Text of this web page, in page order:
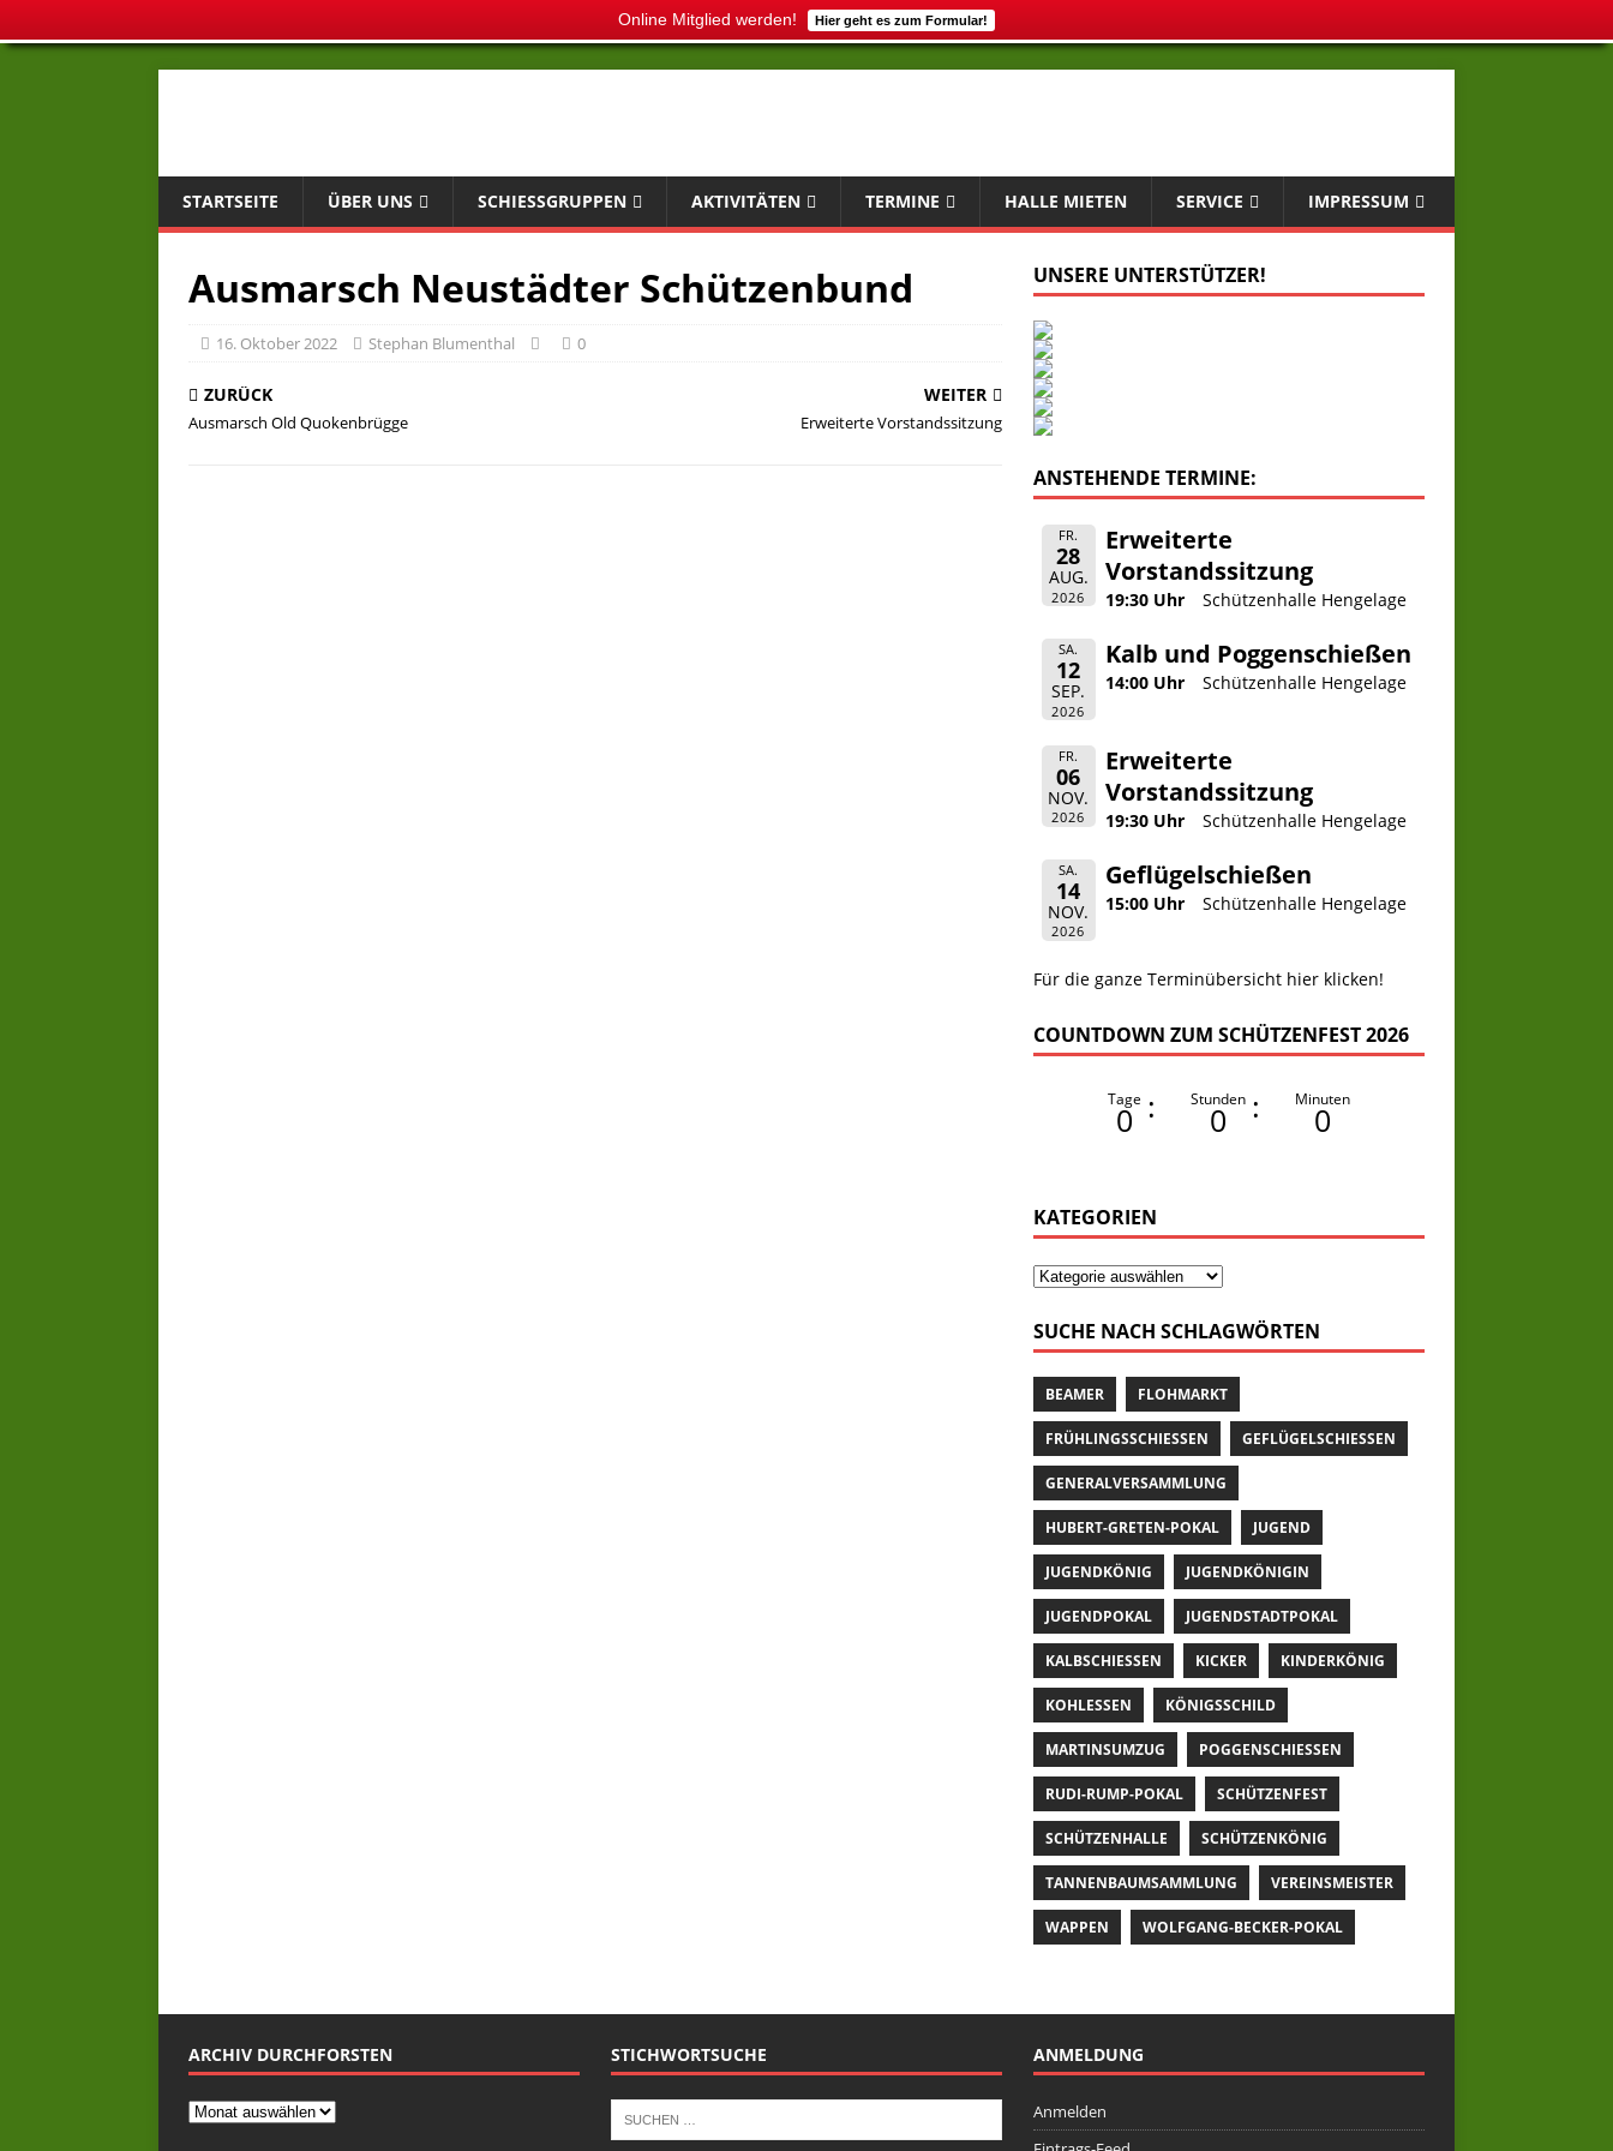
Online Mitglied werden! Hier geht es zum Formular!
STARTSEITE ÜBER UNS SCHIESSGRUPPEN AKTIVITÄTEN TERMINE HALLE MIETEN SERVICE IMPRESSUM
Ausmarsch Neustädter Schützenbund
16. Oktober 2022 Stephan Blumenthal 0
ZURÜCK
Ausmarsch Old Quokenbrügge
WEITER
Erweiterte Vorstandssitzung
UNSERE UNTERSTÜTZER!
ANSTEHENDE TERMINE:
FR.
28
AUG.
2026
Erweiterte
Vorstandssitzung
19:30 Uhr Schützenhalle Hengelage
SA.
12
SEP.
2026
Kalb und Poggenschießen
14:00 Uhr Schützenhalle Hengelage
FR.
06
NOV.
2026
Erweiterte
Vorstandssitzung
19:30 Uhr Schützenhalle Hengelage
SA.
14
NOV.
2026
Geflügelschießen
15:00 Uhr Schützenhalle Hengelage
Für die ganze Terminübersicht hier klicken!
COUNTDOWN ZUM SCHÜTZENFEST 2026
Tage
0 : Stunden
0 : Minuten
0
KATEGORIEN
SUCHE NACH SCHLAGWÖRTEN
BEAMER FLOHMARKT
FRÜHLINGSSCHIESSEN GEFLÜGELSCHIESSEN
GENERALVERSAMMLUNG
HUBERT-GRETEN-POKAL JUGEND
JUGENDKÖNIG JUGENDKÖNIGIN
JUGENDPOKAL JUGENDSTADTPOKAL
KALBSCHIESSEN KICKER KINDERKÖNIG
KOHLESSEN KÖNIGSSCHILD
MARTINSUMZUG POGGENSCHIESSEN
RUDI-RUMP-POKAL SCHÜTZENFEST
SCHÜTZENHALLE SCHÜTZENKÖNIG
TANNENBAUMSAMMLUNG VEREINSMEISTER
WAPPEN WOLFGANG-BECKER-POKAL
ARCHIV DURCHFORSTEN STICHWORTSUCHE ANMELDUNG
Anmelden